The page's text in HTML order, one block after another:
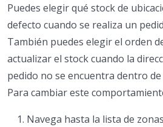
Puedes elegir qué stock de
defecto cuando se realiza un
También puedes elegir el orden
actualizar el stock cuando la
pedido no se encuentra dentro
Para cambiar este
Navega hasta la lista de